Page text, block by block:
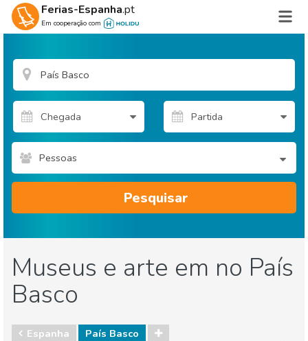
Ferias-Espanha.pt
Em cooperação com
Pessoas
Pesquisar
Museus e arte em no País
Basco
Espanha
País Basco